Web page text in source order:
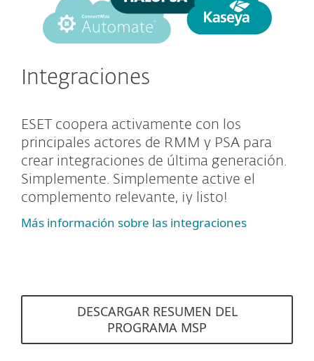
Integraciones
ESET coopera activamente con los
principales actores de RMM y PSA para
crear integraciones de última generación.
Simplemente. Simplemente active el
complemento relevante, ¡y listo!
Más información sobre las integraciones
DESCARGAR RESUMEN DEL
PROGRAMA MSP